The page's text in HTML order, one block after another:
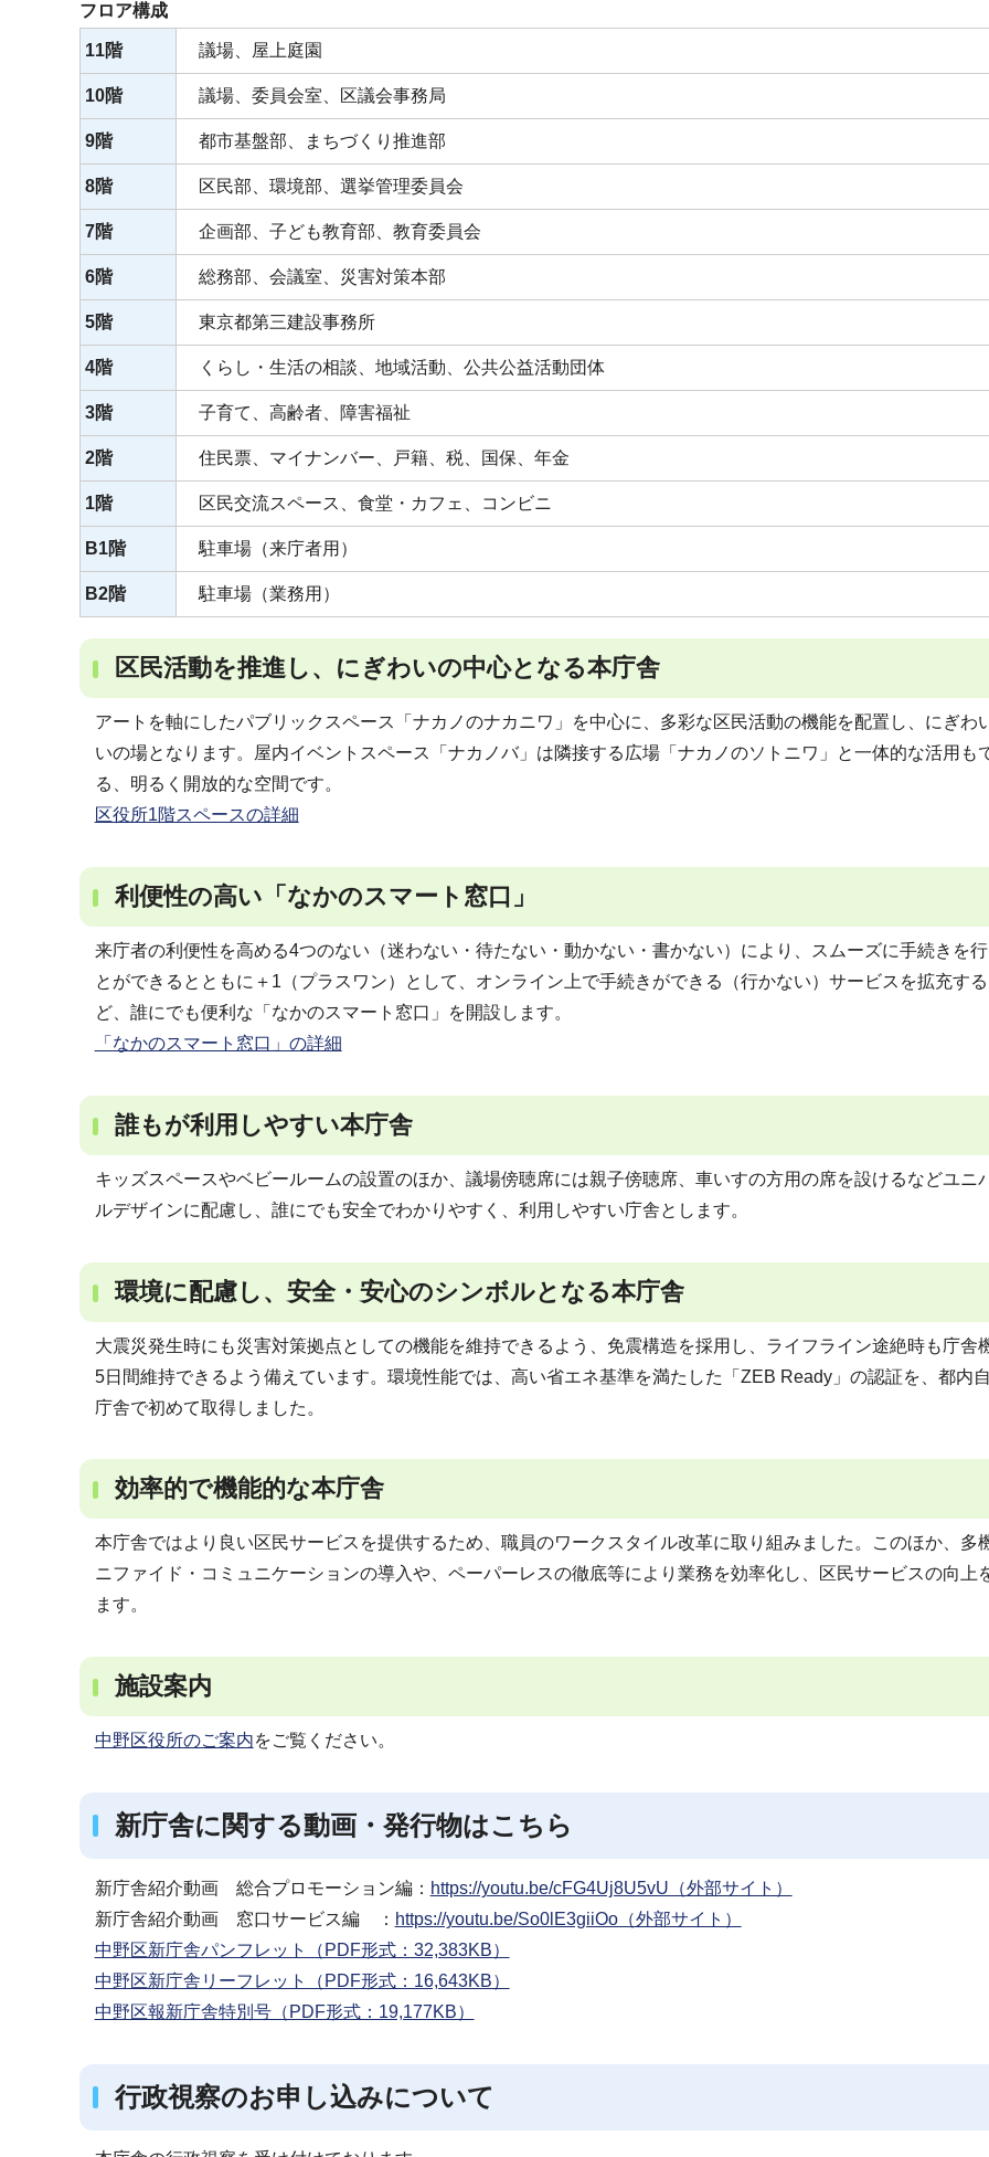
フロア構成
11階 議場、屋上庭園
10階 議場、委員会室、区議会事務局
9階 都市基盤部、まちづくり推進部
8階 区民部、環境部、選挙管理委員会
7階 企画部、子ども教育部、教育委員会
6階 総務部、会議室、災害対策本部
5階 東京都第三建設事務所
4階 くらし・生活の相談、地域活動、公共公益活動団体
3階 子育て、高齢者、障害福祉
2階 住民票、マイナンバー、戸籍、税、国保、年金
1階 区民交流スペース、食堂・カフェ、コンビニ
B1階 駐車場（来庁者用）
B2階 駐車場（業務用）
区民活動を推進し、にぎわいの中心となる本庁舎
アートを軸にしたパブリックスペース「ナカノのナカニワ」を中心に、多彩な区民活動の機能を配置し、にぎわ
いの場となります。屋内イベントスペース「ナカノバ」は隣接する広場「ナカノのソトニワ」と一体的な活用も
る、明るく開放的な空間です。
区役所1階スペースの詳細
利便性の高い「なかのスマート窓口」
来庁者の利便性を高める4つのない（迷わない・待たない・動かない・書かない）により、スムーズに手続きを行
とができるとともに＋1（プラスワン）として、オンライン上で手続きができる（行かない）サービスを拡充す
ど、誰にでも便利な「なかのスマート窓口」を開設します。
「なかのスマート窓口」の詳細
誰もが利用しやすい本庁舎
キッズスペースやベビールームの設置のほか、議場傍聴席には親子傍聴席、車いすの方用の席を設けるなどユニ
ルデザインに配慮し、誰にでも安全でわかりやすく、利用しやすい庁舎とします。
環境に配慮し、安全・安心のシンボルとなる本庁舎
大震災発生時にも災害対策拠点としての機能を維持できるよう、免震構造を採用し、ライフライン途絶時も庁舎
5日間維持できるよう備えています。環境性能では、高い省エネ基準を満たした「ZEB Ready」の認証を、都内
庁舎で初めて取得しました。
効率的で機能的な本庁舎
本庁舎ではより良い区民サービスを提供するため、職員のワークスタイル改革に取り組みました。このほか、多
ニファイド・コミュニケーションの導入や、ペーパーレスの徹底等により業務を効率化し、区民サービスの向上
ます。
施設案内
中野区役所のご案内をご覧ください。
新庁舎に関する動画・発行物はこちら
新庁舎紹介動画 総合プロモーション編： https://youtu.be/cFG4Uj8U5vU（外部サイト）
新庁舎紹介動画 窓口サービス編 ： https://youtu.be/So0lE3giiOo（外部サイト）
中野区新庁舎パンフレット（PDF形式：32,383KB）
中野区新庁舎リーフレット（PDF形式：16,643KB）
中野区報新庁舎特別号（PDF形式：19,177KB）
行政視察のお申し込みについて